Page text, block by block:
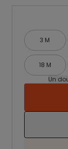
3 M
18 M
Un